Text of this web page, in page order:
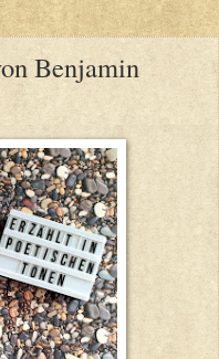
Benjamin